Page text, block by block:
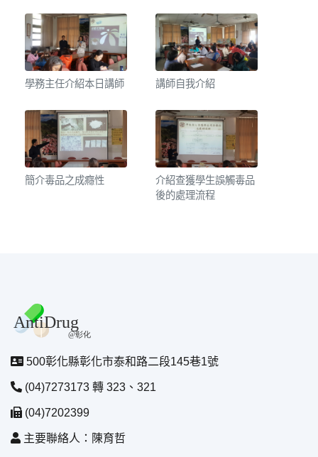
學務主任介紹本日講師 講師自我介紹
簡介毒品之成癮性
介紹查獲學生誤觸毒品
後的處理流程
500彰化縣彰化市泰和路二段145巷1號
(04)7273173 轉 323、321
(04)7202399
主要聯絡人：陳育哲